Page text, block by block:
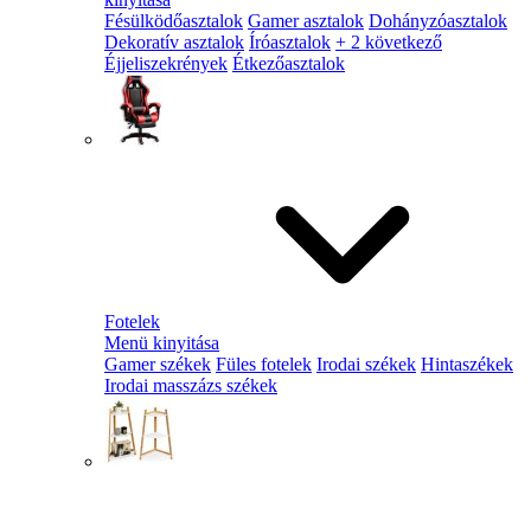
Fésülködőasztalok Gamer asztalok Dohányzóasztalok
Dekoratív asztalok Íróasztalok + 2 következő
Éjjeliszekrények Étkezőasztalok
Fotelek
Menü kinyitása
Gamer székek Füles fotelek Irodai székek Hintaszékek
Irodai masszázs székek